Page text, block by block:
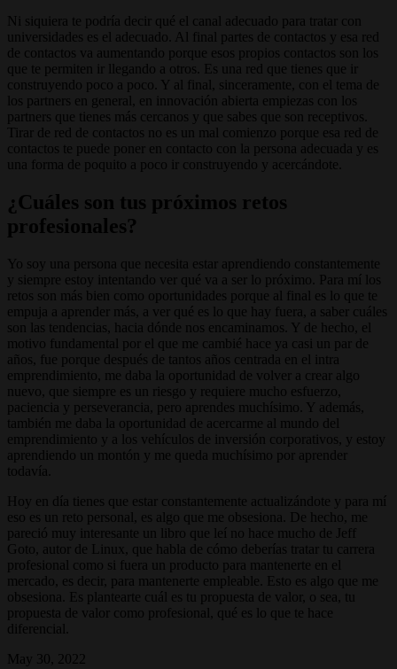
Ni siquiera te podría decir qué el canal adecuado para tratar con
universidades es el adecuado. Al final partes de contactos y esa red
de contactos va aumentando porque esos propios contactos son los
que te permiten ir llegando a otros. Es una red que tienes que ir
construyendo poco a poco. Y al final, sinceramente, con el tema de
los partners en general, en innovación abierta empiezas con los
partners que tienes más cercanos y que sabes que son receptivos.
Tirar de red de contactos no es un mal comienzo porque esa red de
contactos te puede poner en contacto con la persona adecuada y es
una forma de poquito a poco ir construyendo y acercándote.
¿Cuáles son tus próximos retos
profesionales?
Yo soy una persona que necesita estar aprendiendo constantemente
y siempre estoy intentando ver qué va a ser lo próximo. Para mí los
retos son más bien como oportunidades porque al final es lo que te
empuja a aprender más, a ver qué es lo que hay fuera, a saber cuáles
son las tendencias, hacia dónde nos encaminamos. Y de hecho, el
motivo fundamental por el que me cambié hace ya casi un par de
años, fue porque después de tantos años centrada en el intra
emprendimiento, me daba la oportunidad de volver a crear algo
nuevo, que siempre es un riesgo y requiere mucho esfuerzo,
paciencia y perseverancia, pero aprendes muchísimo. Y además,
también me daba la oportunidad de acercarme al mundo del
emprendimiento y a los vehículos de inversión corporativos, y estoy
aprendiendo un montón y me queda muchísimo por aprender
todavía.
Hoy en día tienes que estar constantemente actualizándote y para mí
eso es un reto personal, es algo que me obsesiona. De hecho, me
pareció muy interesante un libro que leí no hace mucho de Jeff
Goto, autor de Linux, que habla de cómo deberías tratar tu carrera
profesional como si fuera un producto para mantenerte en el
mercado, es decir, para mantenerte empleable. Esto es algo que me
obsesiona. Es plantearte cuál es tu propuesta de valor, o sea, tu
propuesta de valor como profesional, qué es lo que te hace
diferencial.
May 30, 2022